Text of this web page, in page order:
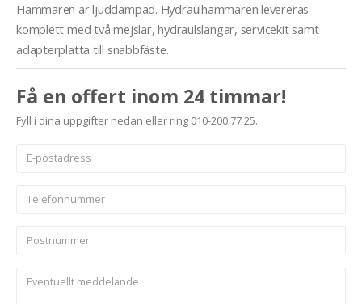
Hammaren är ljuddämpad. Hydraulhammaren levereras
komplett med två mejslar, hydraulslangar, servicekit samt
adapterplatta till snabbfäste.
Få en offert inom 24 timmar!
Fyll i dina uppgifter nedan eller ring 010-200 77 25.